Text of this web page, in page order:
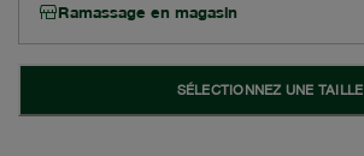
Ramassage en magasin
SÉLECTIONNEZ UNE TAILLE